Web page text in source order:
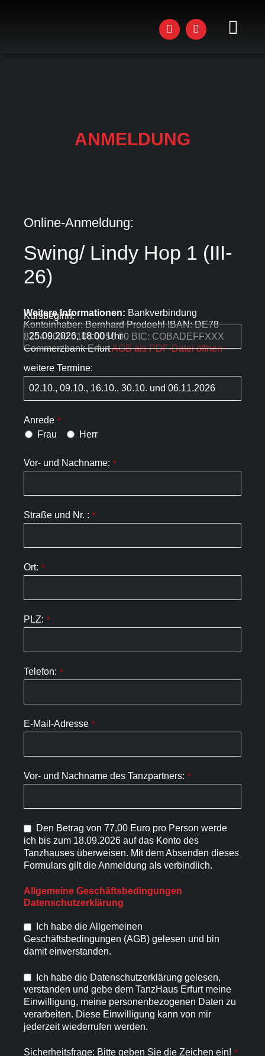
ANMELDUNG
Online-Anmeldung:
Swing/ Lindy Hop 1 (III-
26)
Weitere Informationen: Bankverbindung
Kontoinhaber: Bernhard Prodoehl IBAN: DE78
8204 0000 0108 0050 00 BIC: COBADEFFXXX
Commerzbank ErfurtAGB als PDF-Datei öffnen
Kursbeginn:
weitere Termine:
Anrede *
Frau Herr
Vor- und Nachname: *
Straße und Nr. : *
Ort: *
PLZ: *
Telefon: *
E-Mail-Adresse *
Vor- und Nachname des Tanzpartners: *
Den Betrag von 77,00 Euro pro Person werde
ich bis zum 18.09.2026 auf das Konto des
Tanzhauses überweisen. Mit dem Absenden dieses
Formulars gilt die Anmeldung als verbindlich.
Allgemeine Geschäftsbedingungen
Datenschutzerklärung
Ich habe die Allgemeinen
Geschäftsbedingungen (AGB) gelesen und bin
damit einverstanden.
Ich habe die Datenschutzerklärung gelesen,
verstanden und gebe dem TanzHaus Erfurt meine
Einwilligung, meine personenbezogenen Daten zu
verarbeiten. Diese Einwilligung kann von mir
jederzeit wiederrufen werden.
Sicherheitsfrage: Bitte geben Sie die Zeichen ein! *